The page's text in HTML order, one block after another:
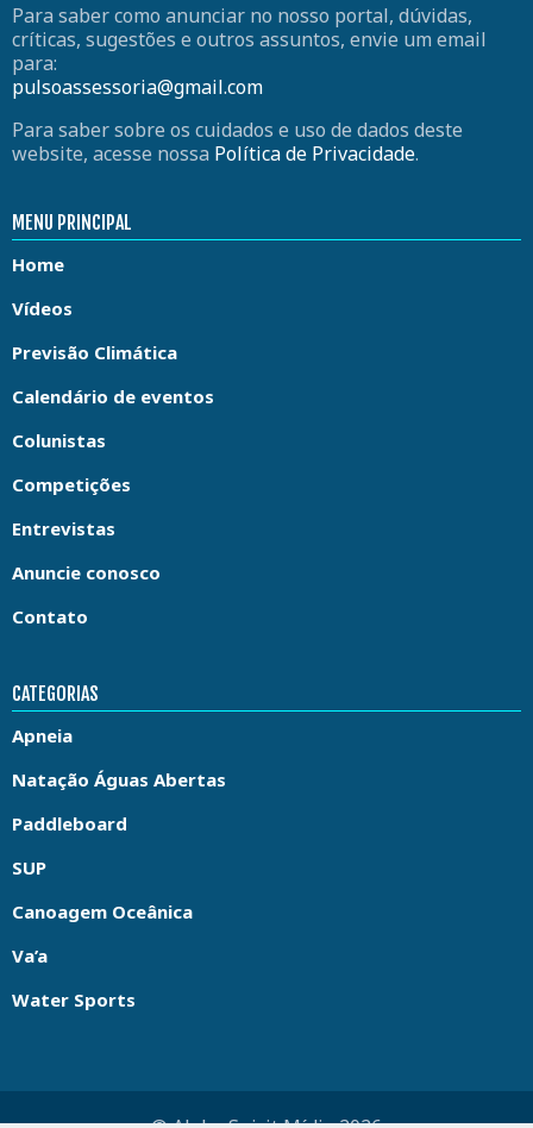
Para saber como anunciar no nosso portal, dúvidas,
críticas, sugestões e outros assuntos, envie um email
para:
pulsoassessoria@gmail.com
Para saber sobre os cuidados e uso de dados deste
website, acesse nossa Política de Privacidade.
MENU PRINCIPAL
Home
Vídeos
Previsão Climática
Calendário de eventos
Colunistas
Competições
Entrevistas
Anuncie conosco
Contato
CATEGORIAS
Apneia
Natação Águas Abertas
Paddleboard
SUP
Canoagem Oceânica
Va’a
Water Sports